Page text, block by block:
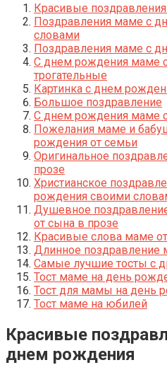
Красивые
Поздравления маме с
словами
Поздравления маме с
С днем рождения маме
трогательные
Картинка с днем
Большое поздравление
С днем рождения маме
Пожелания маме и
рождения от семьи
Оригинальное
прозе
Христианское
рождения своими
Душевное
от сына в прозе
Красивые слова маме
Длинное поздравление
Самые лучшие тосты с
Тост маме на день
Тост для мамы на день
Тост маме на юбилей
Красивые
днем рождения